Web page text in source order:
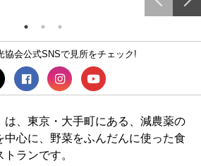
協会公式SNSで見所をチェック!
は、東京・大手町にある、減農薬の
中心に、野菜をふんだんに使った食
ランです。